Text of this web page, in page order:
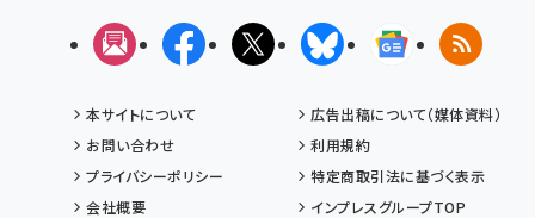
メルマガFacebookX(エックス)BlueskyGoogleニュ
RSS
本サイトについて
広告出稿について（媒体資料）
お問い合わせ
利用規約
プライバシーポリシー
特定商取引法に基づく表示
会社概要
インプレスグループTOP